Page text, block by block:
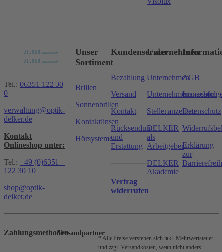
Tel.: 06351 122 30
0
verwaltung@optik-
delker.de
Kontakt
Onlineshop unter:
Tel.: +49 (0)6351 –
122 30 10
shop@optik-
delker.de
Unser
Sortiment
Brillen
Sonnenbrillen
Kontaktlinsen
Hörsysteme
Kundenservice
Bezahlung
Versand
Kontakt
Rücksendung
und
Erstattung
Vertrag
widerrufen
Unternehmen
Unternehmen
Stellenanzeigen
DELKER
als
Arbeitgeber
DELKER
Akademie
AGB
Impressum
Datenschutz
Erklärung
zur
ZahlungsmethodenVersandpartner
* Alle Preise verstehen sich inkl. Mehrwertsteuer
und zzgl. Versandkosten, wenn nicht anders